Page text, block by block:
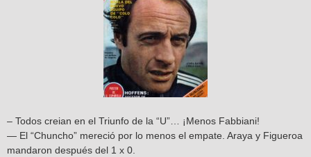
– Todos creian en el Triunfo de la “U”… ¡Menos Fabbiani!
— El “Chuncho” mereció por lo menos el empate. Araya y Figueroa
mandaron después del 1 x 0.